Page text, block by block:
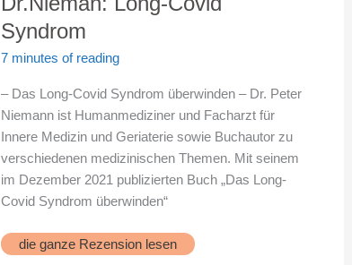
Syndrom
7 minutes of reading
– Das Long-Covid Syndrom überwinden – Dr. Peter
Niemann ist Humanmediziner und Facharzt für
Innere Medizin und Geriaterie sowie Buchautor zu
verschiedenen medizinischen Themen. Mit seinem
im Dezember 2021 publizierten Buch „Das Long-
Covid Syndrom überwinden“
Dr.Nieman:
Long-
die ganze Rezension lesen